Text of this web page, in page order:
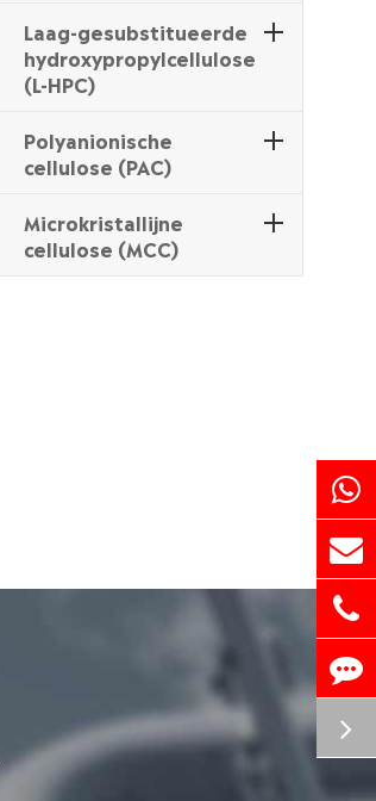
Laag-gesubstitueerde
hydroxypropylcellulose
(L-HPC)
Polyanionische
cellulose (PAC)
Microkristallijne
cellulose (MCC)